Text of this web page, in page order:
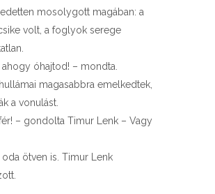
mosolygott magában: a
volt, a foglyok serege
óhajtod! – mondta.
magasabbra emelkedtek,
a vonulást.
– gondolta Timur Lenk – Vagy
ötven is. Timur Lenk